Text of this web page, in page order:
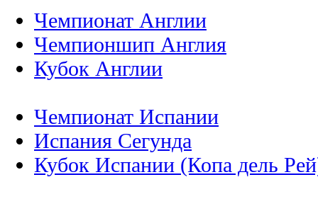
Чемпионат Англии
Чемпионшип Англия
Кубок Англии
Чемпионат Испании
Испания Сегунда
Кубок Испании (Копа дель